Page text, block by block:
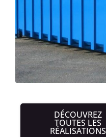
DÉCOUVREZ
TOUTES LES
RÉALISATIONS